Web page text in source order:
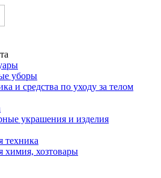
уборы
и средства по уходу за телом
украшения и изделия
техника
химия, хозтовары